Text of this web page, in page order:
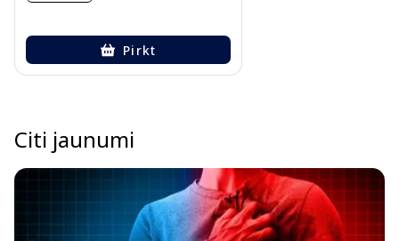
Pirkt
Citi jaunumi